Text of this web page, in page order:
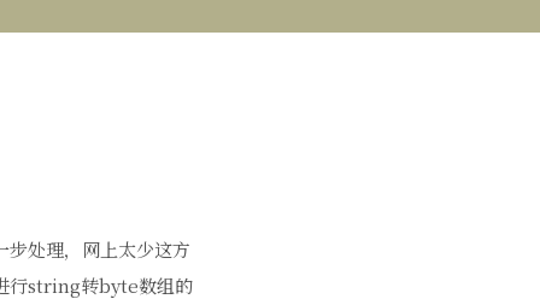
处理，网上太少这方
行string转byte数组的